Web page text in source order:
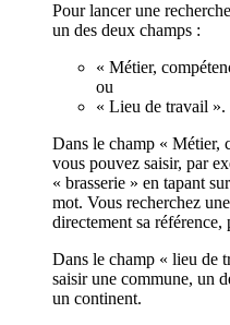
Pour lancer une
un des deux champs :
« Métier,
ou
« Lieu de travail ».
Dans le champ « Métier,
vous pouvez saisir, par
« brasserie » en tapant
mot. Vous recherchez
directement sa
Dans le champ « lieu de
saisir une commune, un
un continent.